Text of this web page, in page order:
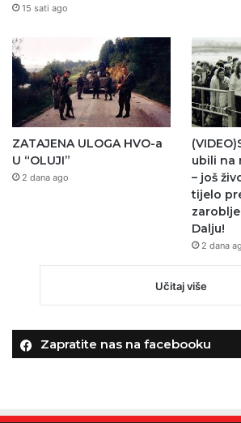
15 sati ago
ZATAJENA ULOGA HVO-a
U “OLUJI”
2 dana ago
ubili na
– još
tijelo
Dalju!
2 dana
Učitaj više
Zapratite nas na facebooku